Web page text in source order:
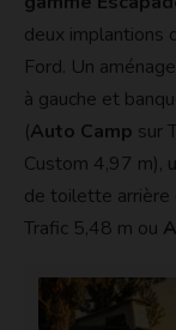
deux implantions
Ford. Un
à gauche et
(Auto Camp sur
Custom 4,97 m),
de toilette arrière
Trafic 5,48 m ou